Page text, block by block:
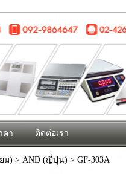
คา ติดต่อเรา
ม) > AND (ญี่ปุ่น) > GF-303A